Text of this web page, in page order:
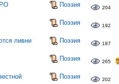
Поэзия 204
Поэзия 192
ливни Поэзия 187
Поэзия 265
Поэзия 202